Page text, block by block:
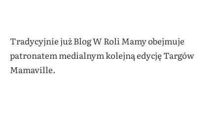
Tradycyjnie już Blog W Roli Mamy obejmuje
patronatem medialnym kolejną edycję Targów
Mamaville.